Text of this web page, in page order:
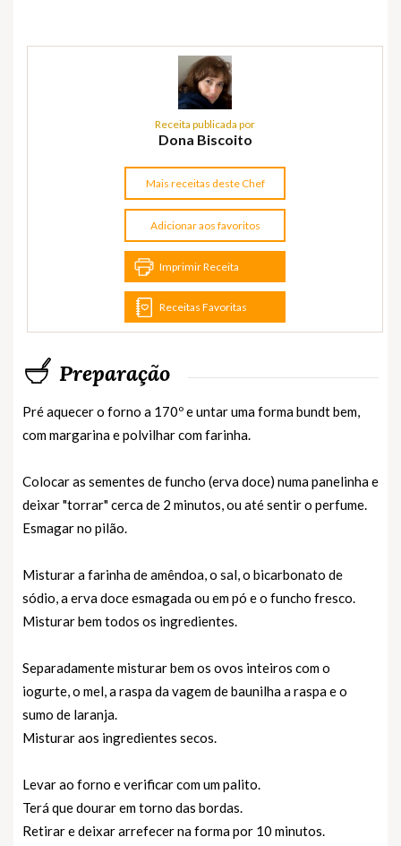
Receita publicada por
Dona Biscoito
Mais receitas deste Chef
Adicionar aos favoritos
Imprimir Receita
Receitas Favoritas
Preparação
Pré aquecer o forno a 170º e untar uma forma bundt bem,
com margarina e polvilhar com farinha.
Colocar as sementes de funcho (erva doce) numa panelinha e
deixar "torrar" cerca de 2 minutos, ou até sentir o perfume.
Esmagar no pilão.
Misturar a farinha de amêndoa, o sal, o bicarbonato de
sódio, a erva doce esmagada ou em pó e o funcho fresco.
Misturar bem todos os ingredientes.
Separadamente misturar bem os ovos inteiros com o
iogurte, o mel, a raspa da vagem de baunilha a raspa e o
sumo de laranja.
Misturar aos ingredientes secos.
Levar ao forno e verificar com um palito.
Terá que dourar em torno das bordas.
Retirar e deixar arrefecer na forma por 10 minutos.